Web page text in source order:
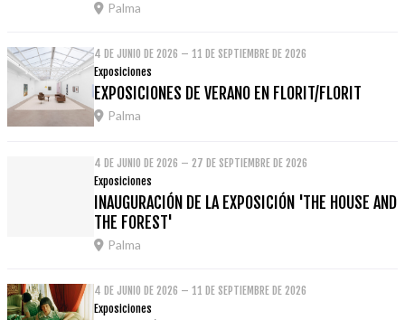
Palma
4 DE JUNIO DE 2026 – 11 DE SEPTIEMBRE DE 2026
Exposiciones
EXPOSICIONES DE VERANO EN FLORIT/FLORIT
Palma
4 DE JUNIO DE 2026 – 27 DE SEPTIEMBRE DE 2026
Exposiciones
INAUGURACIÓN DE LA EXPOSICIÓN 'THE HOUSE AND
THE FOREST'
Palma
4 DE JUNIO DE 2026 – 11 DE SEPTIEMBRE DE 2026
Exposiciones